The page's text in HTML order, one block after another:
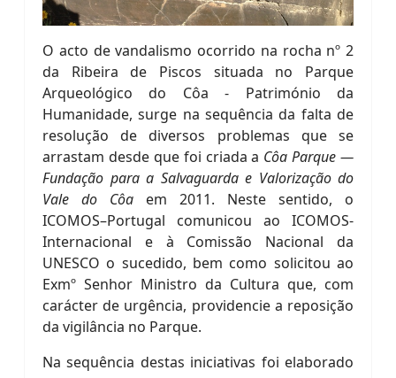
O acto de vandalismo ocorrido na rocha nº 2
da Ribeira de Piscos situada no Parque
Arqueológico do Côa - Património da
Humanidade, surge na sequência da falta de
resolução de diversos problemas que se
arrastam desde que foi criada a Côa Parque —
Fundação para a Salvaguarda e Valorização do
Vale do Côa em 2011. Neste sentido, o
ICOMOS–Portugal comunicou ao ICOMOS-
Internacional e à Comissão Nacional da
UNESCO o sucedido, bem como solicitou ao
Exmº Senhor Ministro da Cultura que, com
carácter de urgência, providencie a reposição
da vigilância no Parque.
Na sequência destas iniciativas foi elaborado